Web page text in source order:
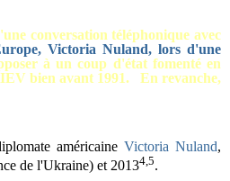
conversation téléphonique avec
Victoria Nuland, lors d'une
à un coup d'état fomenté en
bien avant 1991. En revanche,
américaine Victoria Nuland,
de l'Ukraine) et 20134 5.